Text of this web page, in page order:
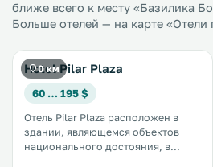
ближе всего к месту «Базилика
Больше отелей — на карте «Отели
0 км
Hotel Pilar Plaza
60 … 195 $
Отель Pilar Plaza расположен в
здании, являющемся объектов
национального достояния, в